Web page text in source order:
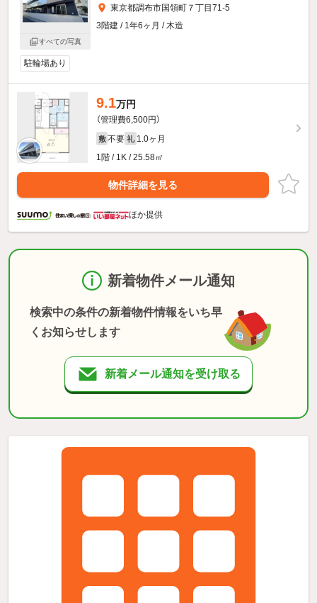
すべての写真
東京都調布市国領町７丁目71-5
3階建 / 1年6ヶ月 / 木造
駐輪場あり
9.1万円
（管理費6,500円）
敷 不要 礼 1.0ヶ月
1階 / 1K / 25.58㎡
物件詳細を見る
ほか提供
新着物件メール通知
検索中の条件の新着物件情報をいち早
くお知らせします
新着メール通知を受け取る